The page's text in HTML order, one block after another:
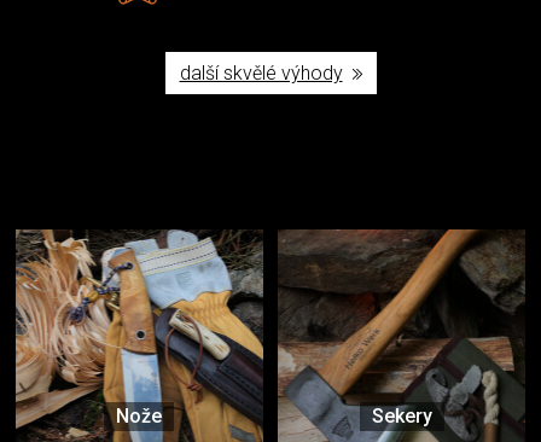
další skvělé výhody
Nože Sekery